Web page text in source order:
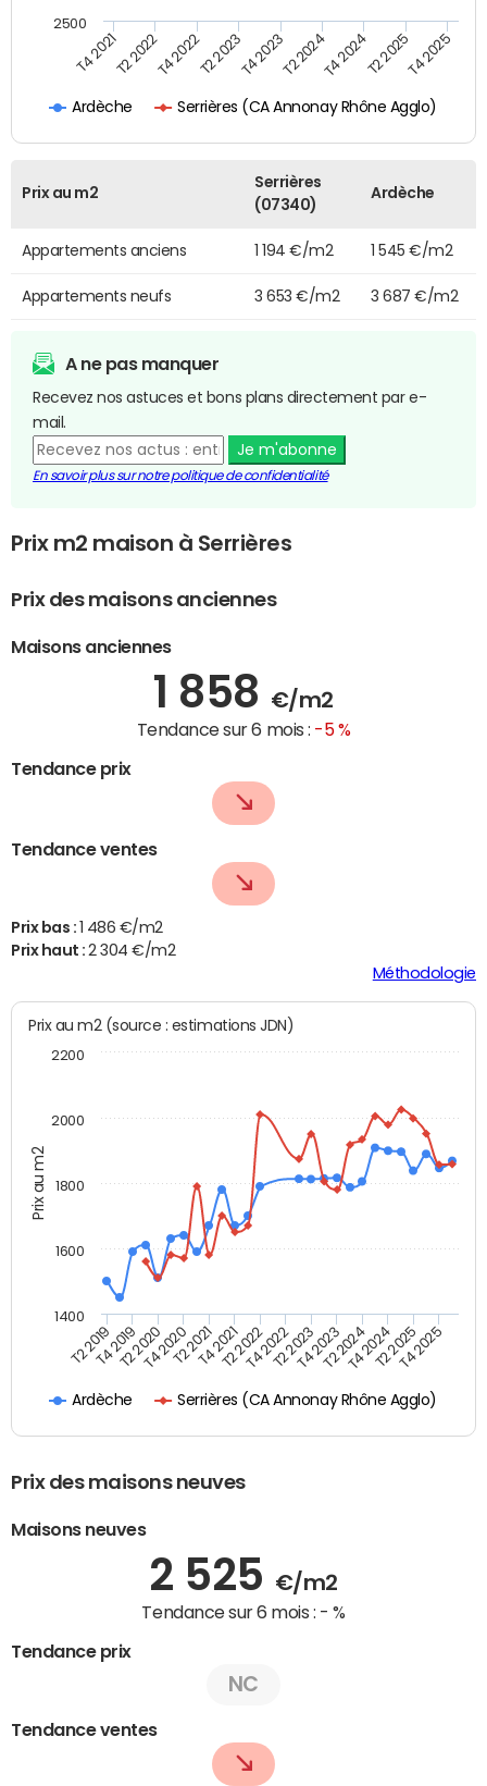
Ardèche Serrières (CA Annonay Rhône Agglo)
T4 2021T2 2022T4 2022T2 2023T4 2023T2 2024T4 2024T2 2025T4 2025
2500
Prix au m2
Serrières
(07340)
Ardèche
Appartements anciens 1 194 €/m2 1 545 €/m2
Appartements neufs 3 653 €/m2 3 687 €/m2
A ne pas manquer
Recevez nos astuces et bons plans directement par e-
mail.
Je m'abonne
En savoir plus sur notre politique de confidentialité
Prix m2 maison à Serrières
Prix des maisons anciennes
Maisons anciennes
1 858 €/m2
Tendance sur 6 mois : -5 %
Tendance prix
Tendance ventes
Prix bas : 1 486 €/m2
Prix haut :2 304 €/m2
Méthodologie
Prix au m2
Prix au m2 (source : estimations JDN)
Ardèche Serrières (CA Annonay Rhône Agglo)
T2 2019T4 2019T2 2020T4 2020T2 2021T4 2021T2 2022T4 2022T2 2023T4 2023T2 2024T4 2024T2 2025T4 2025
1400
1600
1800
2000
2200
Prix des maisons neuves
Maisons neuves
2 525 €/m2
Tendance sur 6 mois : - %
Tendance prix
NC
Tendance ventes